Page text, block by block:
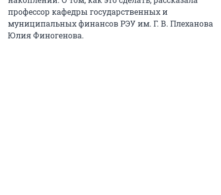
профессор кафедры государственных и
муниципальных финансов РЭУ им. Г. В. Плеханова
Юлия Финогенова.